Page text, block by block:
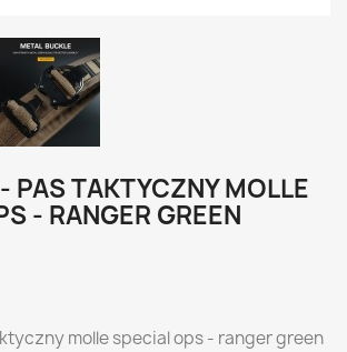
PAS TAKTYCZNY MOLLE
- RANGER GREEN
molle special ops - ranger green